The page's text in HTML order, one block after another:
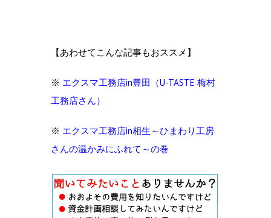
【あわせてこんな記事もおススメ】
※ エクスマ工務店in豊田（U-TASTE 梅村
工務店さん）
※ エクスマ工務店in相生～ひまわり工房
さんの温かみにふれて～の巻